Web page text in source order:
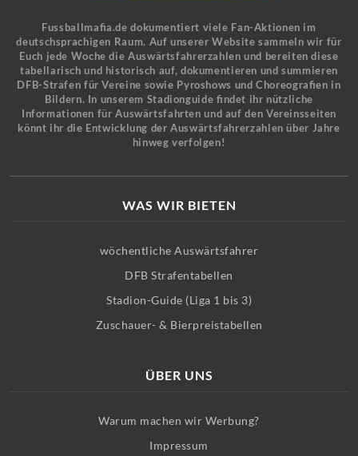
Fussballmafia.de dokumentiert viele Fan-Aktionen im
deutschsprachigen Raum. Auf unserer Website sammeln wir für
Euch jede Woche die Auswärtsfahrerzahlen und bereiten diese
tabellarisch und historisch auf, dokumentieren und summieren
DFB-Strafen für Vereine sowie Pyroshows und Choreografien in
Bildern. In unserem Stadionguide findet ihr nützliche
Informationen für Auswärtsfahrten und auf den Vereinsseiten
könnt ihr die Entwicklung der Auswärtsfahrerzahlen über Jahre
hinweg verfolgen!
WAS WIR BIETEN
wöchentliche Auswärtsfahrer
DFB Strafentabellen
Stadion-Guide (Liga 1 bis 3)
Zuschauer- & Bierpreistabellen
ÜBER UNS
Warum machen wir Werbung?
Impressum